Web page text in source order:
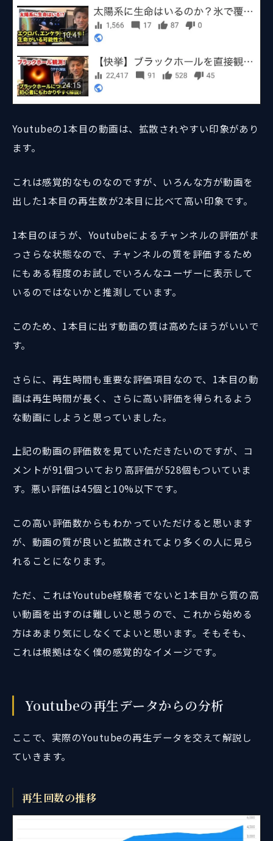
Youtubeの1本目の動画は、拡散されやすい印象があり
ます。
これは感覚的なものなのですが、いろんな方が動画を
出した1本目の再生数が2本目に比べて高い印象です。
1本目のほうが、Youtubeによるチャンネルの評価がま
っさらな状態なので、チャンネルの質を評価するため
にもある程度のお試しでいろんなユーザーに表示して
いるのではないかと推測しています。
このため、1本目に出す動画の質は高めたほうがいいで
す。
さらに、再生時間も重要な評価項目なので、1本目の動
画は再生時間が長く、さらに高い評価を得られるよう
な動画にしようと思っていました。
上記の動画の評価数を見ていただきたいのですが、コ
メントが91個ついており高評価が528個もついていま
す。悪い評価は45個と10%以下です。
この高い評価数からもわかっていただけると思います
が、動画の質が良いと拡散されてより多くの人に見ら
れることになります。
ただ、これはYoutube経験者でないと1本目から質の高
い動画を出すのは難しいと思うので、これから始める
方はあまり気にしなくてよいと思います。そもそも、
これは根拠はなく僕の感覚的なイメージです。
Youtubeの再生データからの分析
ここで、実際のYoutubeの再生データを交えて解説し
ていきます。
再生回数の推移